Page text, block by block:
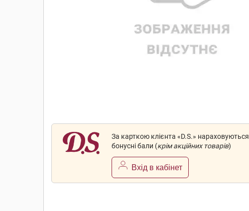
За карткою клієнта «D.S.» нараховуються
бонусні бали (крім акційних товарів)
Вхід в кабінет